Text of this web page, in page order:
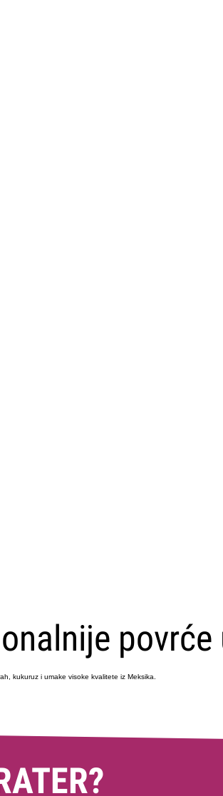
kukuruz i umake visoke kvalitete iz Meksika.